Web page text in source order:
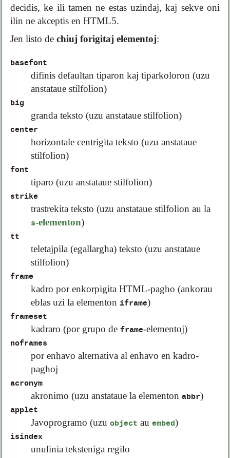
decidis, ke ili tamen ne estas uzindaj, kaj sekve oni
ilin ne akceptis en HTML5.
Jen listo dechiuj forigitaj elementoj:
basefont
difinis defaultan tiparon kaj tiparkoloron (uzu
anstataue stilfolion)
big
granda teksto (uzu anstataue stilfolion)
center
horizontale centrigita teksto (uzu anstataue
stilfolion)
font
tiparo (uzu anstataue stilfolion)
strike
trastrekita teksto (uzu anstataue stilfolion au la
s-elementon)
tt
teletajpila (egallargha) teksto (uzu anstataue
stilfolion)
frame
kadro por enkorpigita HTML-pagho (ankorau
eblas uzi la elementoniframe)
frameset
kadraro (por grupo deframe-elementoj)
noframes
por enhavo alternativa al enhavo en kadro-
paghoj
acronym
akronimo (uzu anstataue la elementonabbr)
applet
Javoprogramo (uzuobject auembed)
isindex
unulinia teksteniga regilo